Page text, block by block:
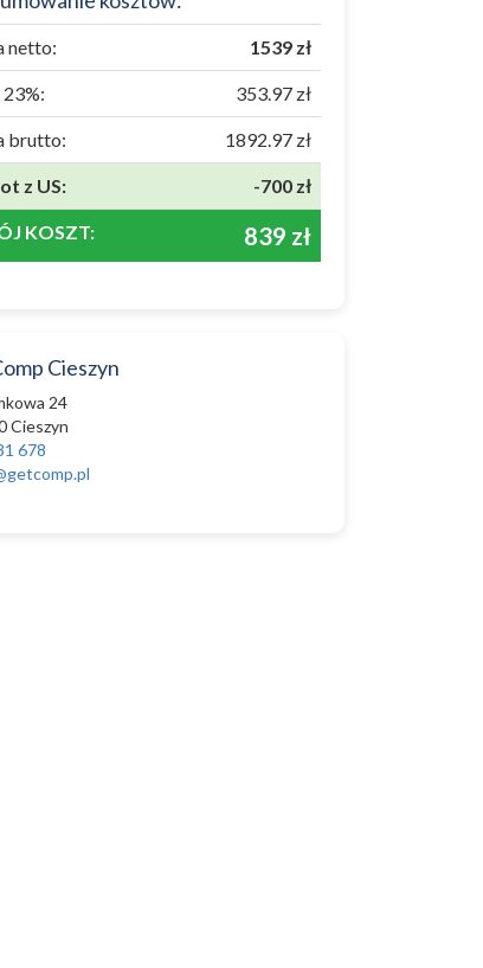
netto: 1539 zł
353.97 zł
brutto: 1892.97 zł
z US: -700 zł
KOSZT: 839 zł
Cieszyn
24
Cieszyn
678